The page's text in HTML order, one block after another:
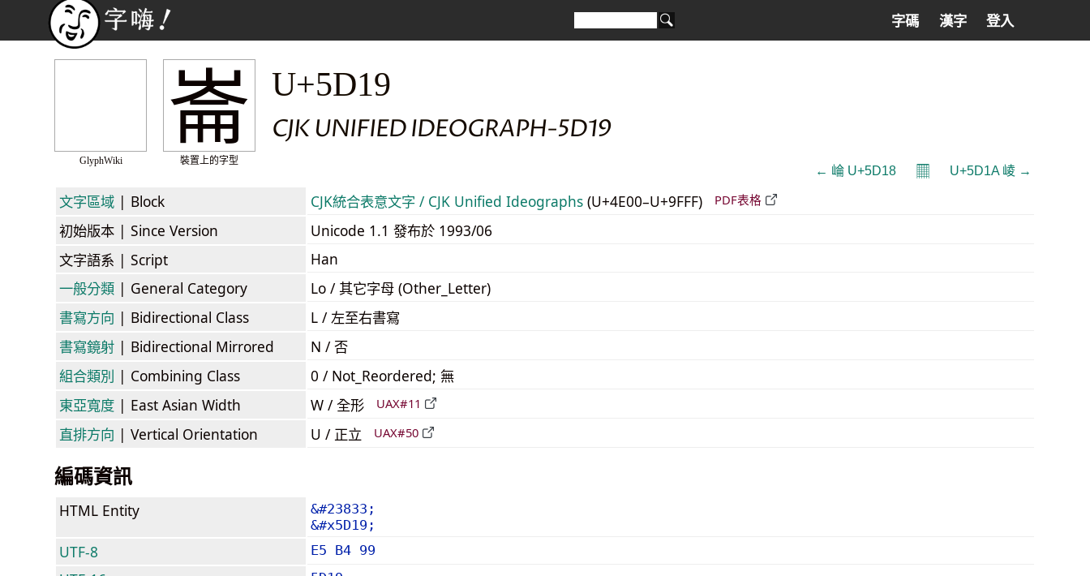
字碼 漢字 登入
GlyphWiki
崙
裝置上的字型
U+5D19
CJK UNIFIED IDEOGRAPH-5D19
← 崘 U+5D18 𝄜 U+5D1A 崚 →
文字區域 | Block CJK統合表意文字 / CJK Unified Ideographs (U+4E00–U+9FFF) PDF表格
初始版本 | Since Version
Unicode 1.1 發布於 1993/06
文字語系 | Script
Han
一般分類 | General Category
Lo / 其它字母 (Other_Letter)
書寫方向 | Bidirectional Class
L / 左至右書寫
書寫鏡射 | Bidirectional Mirrored
N / 否
組合類別 | Combining Class
0 / Not_Reordered; 無
東亞寬度 | East Asian Width W / 全形 UAX#11
直排方向 | Vertical Orientation U / 正立 UAX#50
編碼資訊
HTML Entity
&#23833;
&#x5D19;
UTF-8 E5 B4 99